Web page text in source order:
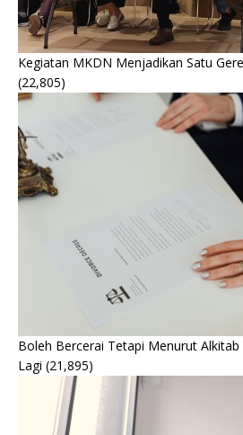
Kegiatan MKDN Menjadikan Satu
(22,805)
Boleh Bercerai Tetapi Menurut
Lagi (21,895)